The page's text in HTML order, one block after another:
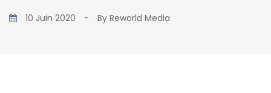
10 Juin 2020 - By Reworld Media